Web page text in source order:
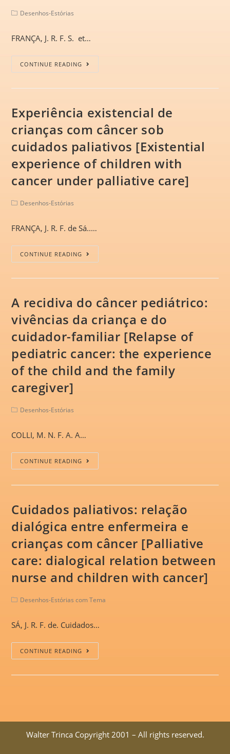
Desenhos-Estórias
FRANÇA, J. R. F. S. et…
CONTINUE READING
Experiência existencial de
crianças com câncer sob
cuidados paliativos [Existential
experience of children with
cancer under palliative care]
Desenhos-Estórias
FRANÇA, J. R. F. de Sá..…
CONTINUE READING
A recidiva do câncer pediátrico:
vivências da criança e do
cuidador-familiar [Relapse of
pediatric cancer: the experience
of the child and the family
caregiver]
Desenhos-Estórias
COLLI, M. N. F. A. A…
CONTINUE READING
Cuidados paliativos: relação
dialógica entre enfermeira e
crianças com câncer [Palliative
care: dialogical relation between
nurse and children with cancer]
Desenhos-Estórias com Tema
SÁ, J. R. F. de. Cuidados…
CONTINUE READING
Walter Trinca Copyright 2001 – All rights reserved.